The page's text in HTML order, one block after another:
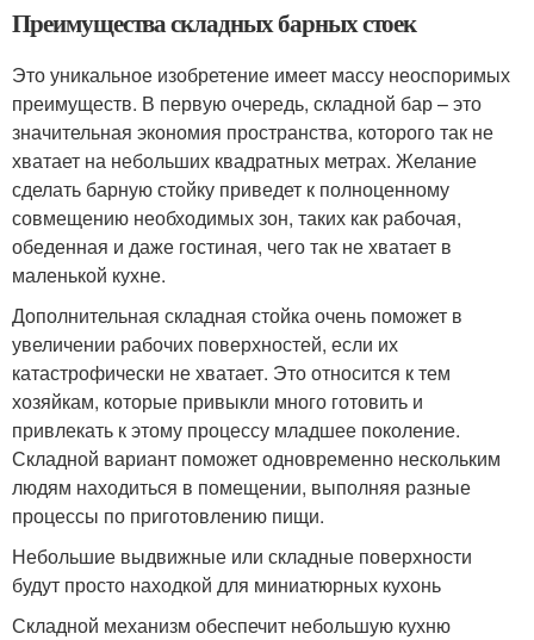
Преимущества складных барных стоек
Это уникальное изобретение имеет массу неоспоримых
преимуществ. В первую очередь, складной бар – это
значительная экономия пространства, которого так не
хватает на небольших квадратных метрах. Желание
сделать барную стойку приведет к полноценному
совмещению необходимых зон, таких как рабочая,
обеденная и даже гостиная, чего так не хватает в
маленькой кухне.
Дополнительная складная стойка очень поможет в
увеличении рабочих поверхностей, если их
катастрофически не хватает. Это относится к тем
хозяйкам, которые привыкли много готовить и
привлекать к этому процессу младшее поколение.
Складной вариант поможет одновременно нескольким
людям находиться в помещении, выполняя разные
процессы по приготовлению пищи.
Небольшие выдвижные или складные поверхности
будут просто находкой для миниатюрных кухонь
Складной механизм обеспечит небольшую кухню